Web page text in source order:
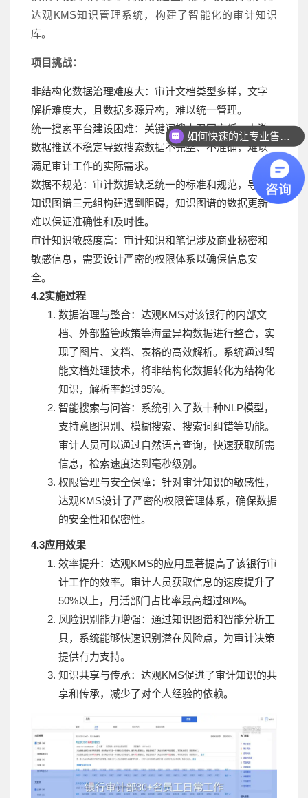
达观KMS知识管理系统，构建了智能化的审计知识
库。
项目挑战：
非结构化数据治理难度大：审计文档类型多样，文字
解析难度大，且数据多源异构，难以统一管理。
统一搜索平台建设困难：关键词搜索召回率低，上游
数据推送不稳定导致搜索数据不完整、不准确，难以
满足审计工作的实际需求。
数据不规范：审计数据缺乏统一的标准和规范，导致
知识图谱三元组构建遇到阻碍，知识图谱的数据更新
难以保证准确性和及时性。
审计知识敏感度高：审计知识和笔记涉及商业秘密和
敏感信息，需要设计严密的权限体系以确保信息安
全。
4.2实施过程
数据治理与整合：达观KMS对该银行的内部文
档、外部监管政策等海量异构数据进行整合，实
现了图片、文档、表格的高效解析。系统通过智
能文档处理技术，将非结构化数据转化为结构化
知识，解析率超过95%。
智能搜索与问答：系统引入了数十种NLP模型，
支持意图识别、模糊搜索、搜索词纠错等功能。
审计人员可以通过自然语言查询，快速获取所需
信息，检索速度达到毫秒级别。
权限管理与安全保障：针对审计知识的敏感性，
达观KMS设计了严密的权限管理体系，确保数据
的安全性和保密性。
4.3应用效果
效率提升：达观KMS的应用显著提高了该银行审
计工作的效率。审计人员获取信息的速度提升了
50%以上，月活部门占比率最高超过80%。
风险识别能力增强：通过知识图谱和智能分析工
具，系统能够快速识别潜在风险点，为审计决策
提供有力支持。
知识共享与传承：达观KMS促进了审计知识的共
享和传承，减少了对个人经验的依赖。
如何快速联系人工客服？